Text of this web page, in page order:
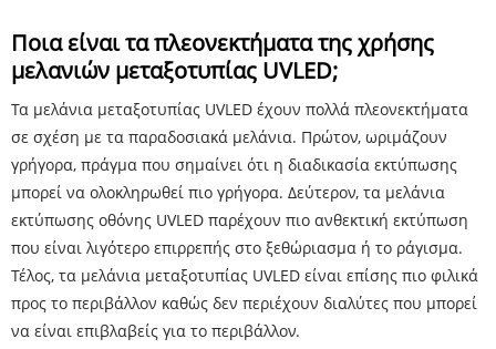
Ποια είναι τα πλεονεκτήματα της χρήσης
μελανιών μεταξοτυπίας UVLED;
Τα μελάνια μεταξοτυπίας UVLED έχουν πολλά πλεονεκτήματα
σε σχέση με τα παραδοσιακά μελάνια. Πρώτον, ωριμάζουν
γρήγορα, πράγμα που σημαίνει ότι η διαδικασία εκτύπωσης
μπορεί να ολοκληρωθεί πιο γρήγορα. Δεύτερον, τα μελάνια
εκτύπωσης οθόνης UVLED παρέχουν πιο ανθεκτική εκτύπωση
που είναι λιγότερο επιρρεπής στο ξεθώριασμα ή το ράγισμα.
Τέλος, τα μελάνια μεταξοτυπίας UVLED είναι επίσης πιο φιλικά
προς το περιβάλλον καθώς δεν περιέχουν διαλύτες που μπορεί
να είναι επιβλαβείς για το περιβάλλον.